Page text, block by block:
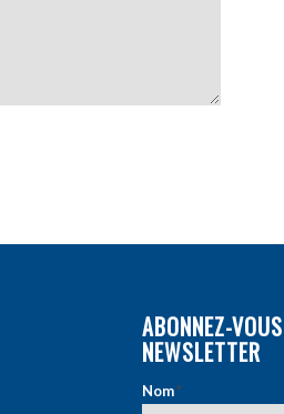
ABONNEZ-
NEWSLETTER
Nom*